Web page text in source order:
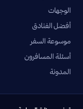
الوجهات
أفضل الفنادق
موسوعة السفر
أسئلة المسافرون
المدونة